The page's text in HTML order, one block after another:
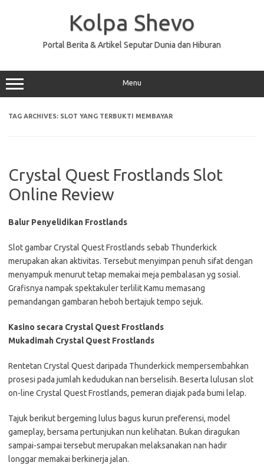
Kolpa Shevo
Portal Berita & Artikel Seputar Dunia dan Hiburan
Menu
TAG ARCHIVES: SLOT YANG TERBUKTI MEMBAYAR
Crystal Quest Frostlands Slot
Online Review
Balur Penyelidikan Frostlands
Slot gambar Crystal Quest Frostlands sebab Thunderkick
merupakan akan aktivitas. Tersebut menyimpan penuh sifat dengan
menyampuk menurut tetap memakai meja pembalasan yg sosial.
Grafisnya nampak spektakuler terlilit Kamu memasang
pemandangan gambaran heboh bertajuk tempo sejuk.
Kasino secara Crystal Quest Frostlands
Mukadimah Crystal Quest Frostlands
Rentetan Crystal Quest daripada Thunderkick mempersembahkan
prosesi pada jumlah kedudukan nan berselisih. Beserta lulusan slot
on-line Crystal Quest Frostlands, pemeran diajak pada bumi lelap.
Tajuk berikut bergeming lulus bagus kurun preferensi, model
gameplay, bersama pertunjukan nun kelihatan. Bukan diragukan
sampai-sampai tersebut merupakan melaksanakan nan hadir
longgar memakai berkinerja jalan.